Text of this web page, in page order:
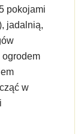
pokojami
jadalnią,
ogrodem
w